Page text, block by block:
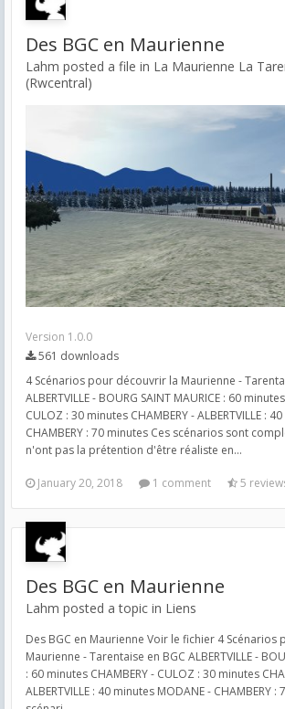
Des BGC en Maurienne
Lahm posted a file in La Maurienne La
(Rwcentral)
Version 1.0.0
561 downloads
4 Scénarios pour découvrir la Maurienne -
ALBERTVILLE - BOURG SAINT MAURICE : 60
CULOZ : 30 minutes CHAMBERY - ALBERTVILLE :
CHAMBERY : 70 minutes Ces scénarios sont
n'ont pas la prétention d'être réaliste en...
January 20, 2018 1 comment 5
Des BGC en Maurienne
Lahm posted a topic in Liens
Des BGC en Maurienne Voir le fichier 4
Maurienne - Tarentaise en BGC ALBERTVILLE -
: 60 minutes CHAMBERY - CULOZ : 30 minutes
ALBERTVILLE : 40 minutes MODANE - CHAMBERY